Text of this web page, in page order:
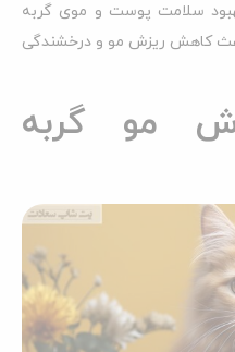
سلامت پوست و موی گربه
کاهش ریزش مو و درخشندگی
مو گربه